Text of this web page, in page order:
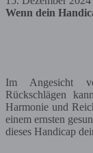
Wenn dein
Im Angesicht
Rückschlägen
Harmonie und
einem ernsten
dieses Handicap